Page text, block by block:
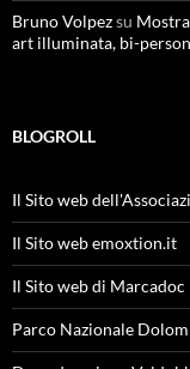
Bruno Volpezsu
art illuminata, bi-
BLOGROLL
Il Sito web
Il Sito web emoxtion.it
Il Sito web di Marcadoc
Parco Nazionale